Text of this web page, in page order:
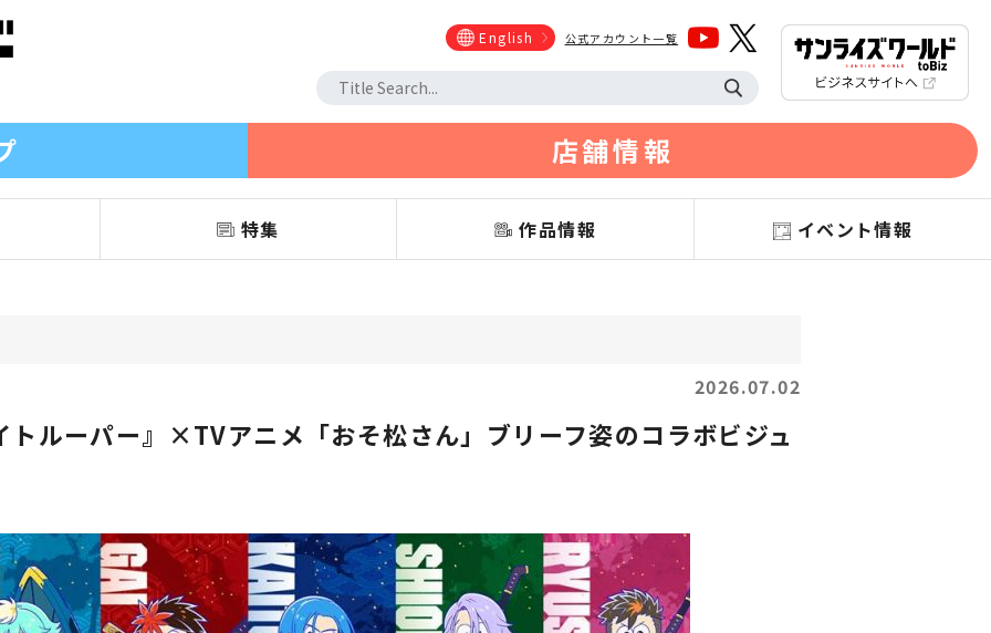
English 公式アカウント一覧
店舗情報
特集 作品情報 イベント情報
2026.07.02
トルーパー』×TVアニメ「おそ松さん」ブリーフ姿のコラボビジュ